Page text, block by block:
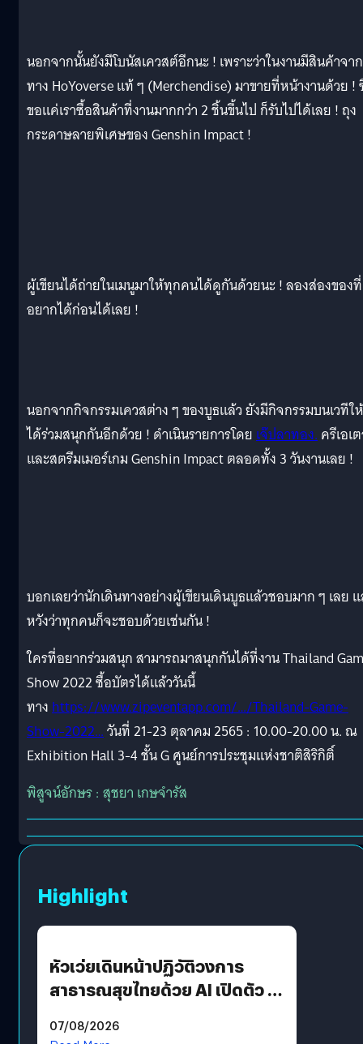
นอกจากนั้นยังมีโบนัสเควสต์อีกนะ ! เพราะว่าในงานมีสินค้าจาก
ทาง HoYoverse แท้ ๆ (Merchendise) มาขายที่หน้างานด้วย !
ขอแค่เราซื้อสินค้าที่งานมากกว่า 2 ชิ้นขึ้นไป ก็รับไปได้เลย ! ถุง
กระดาษลายพิเศษของ Genshin Impact !
ผู้เขียนได้ถ่ายในเมนูมาให้ทุกคนได้ดูกันด้วยนะ ! ลองส่องของที่
อยากได้ก่อนได้เลย !
นอกจากกิจกรรมเควสต่าง ๆ ของบูธแล้ว ยังมีกิจกรรมบนเวทีให้
ได้ร่วมสนุกกันอีกด้วย ! ดำเนินรายการโดยเจ๊ปลาทอง.ครีเอเ
และสตรีมเมอร์เกม Genshin Impact ตลอดทั้ง 3 วันงานเลย !
บอกเลยว่านักเดินทางอย่างผู้เขียนเดินบูธแล้วชอบมาก ๆ เลย
หวังว่าทุกคนก็จะชอบด้วยเช่นกัน !
ใครที่อยากร่วมสนุก สามารถมาสนุกกันได้ที่งาน Thailand
Show 2022 ซื้อบัตรได้แล้ววันนี้
ทางhttps://www.zipeventapp.com/…/Thailand-Game-
Show-2022…วันที่ 21-23 ตุลาคม 2565 : 10.00-20.00 น. ณ
Exhibition Hall 3-4 ชั้น G ศูนย์การประชุมแห่งชาติสิริกิติ์
พิสูจน์อักษร : สุชยา เกษจำรัส
Highlight
หัวเว่ยเดินหน้าปฏิวัติวงการ
สาธารณสุขไทยด้วย AI เปิดตัว 4
AI เพื่อการแพทย์ในประเทศไทย
07/08/2026